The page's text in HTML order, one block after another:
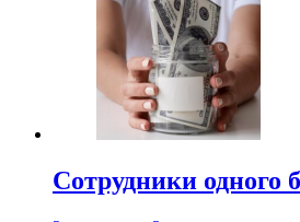
Сотрудники одного